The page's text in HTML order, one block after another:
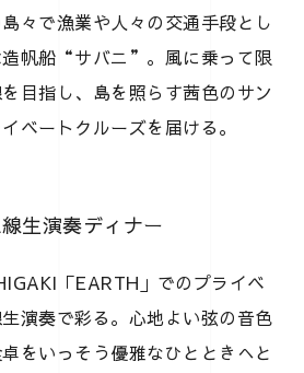
々で漁業や人々の交通手段とし
造帆船“サバニ”。風に乗って限
目指し、島を照らす茜色のサン
ベートクルーズを届ける。
生演奏ディナー
「EARTH」でのプライベ
演奏で彩る。心地よい弦の音色
をいっそう優雅なひとときへと